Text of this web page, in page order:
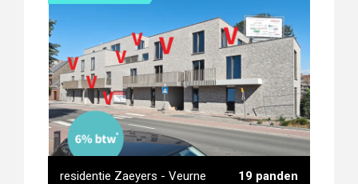
woonproject De Kèèsefabrieke
Poperinge
residentie Zaeyers - Veurne 19 panden